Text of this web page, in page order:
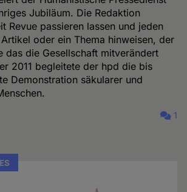
Jubiläum. Die Redaktion
Revue passieren lassen und jeden
oder ein Thema hinweisen, der
das die Gesellschaft mitverändert
2011 begleitete der hpd die bis
Demonstration säkularer und
1